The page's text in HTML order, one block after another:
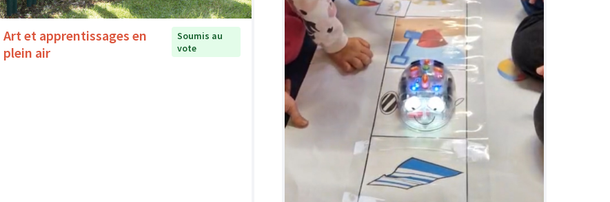
Art et apprentissages en
plein air
Soumis au
vote